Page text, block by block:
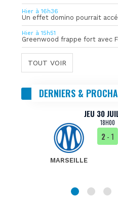
Hier à 16h36
Un effet domino pourrait
Hier à 15h51
TOUT VOIR
DERNIERS &
JEU 30
18H00
MARSEILLE
2- 1